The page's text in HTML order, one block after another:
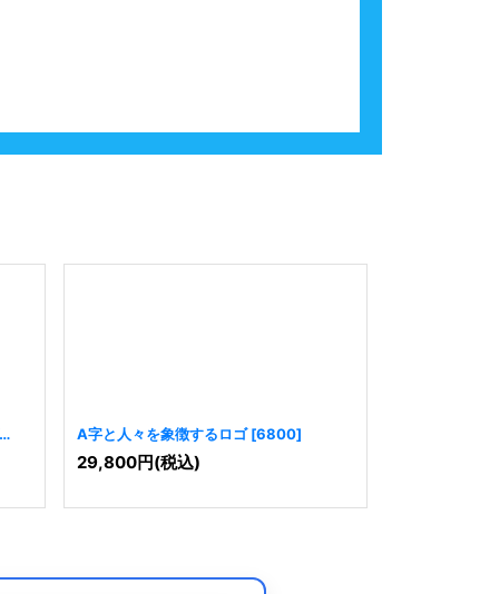
A字と人々を象徴するロゴ [6800]
29,800円(税込)